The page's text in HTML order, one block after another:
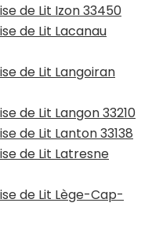
de Lit Izon 33450
de Lit Lacanau
de Lit Langoiran
de Lit Langon 33210
de Lit Lanton 33138
de Lit Latresne
de Lit Lège-Cap-